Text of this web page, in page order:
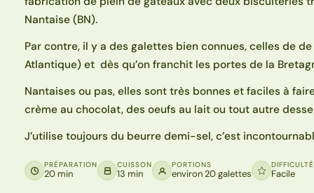
Nantaise (BN).
Par contre, il y a des galettes bien connues, celles de
Atlantique) et dès qu’on franchit les portes de la
Nantaises ou pas, elles sont très bonnes et faciles à
crème au chocolat, des oeufs au lait ou tout autre
J’utilise toujours du beurre demi-sel, c’est
PRÉPARATION
20 min
CUISSON
13 min
PORTIONS
environ 20 galettes
DIFFICULTÉ
Facile